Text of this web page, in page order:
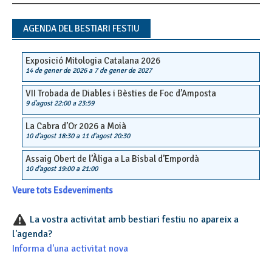
AGENDA DEL BESTIARI FESTIU
Exposició Mitologia Catalana 2026
14 de gener de 2026a 7 de gener de 2027
VII Trobada de Diables i Bèsties de Foc d’Amposta
9 d'agost 22:00a 23:59
La Cabra d’Or 2026 a Moià
10 d'agost 18:30a 11 d'agost 20:30
Assaig Obert de l’Àliga a La Bisbal d’Empordà
10 d'agost 19:00a 21:00
Veure tots Esdeveniments
La vostra activitat amb bestiari festiu no apareix a
l'agenda?
Informa d'una activitat nova